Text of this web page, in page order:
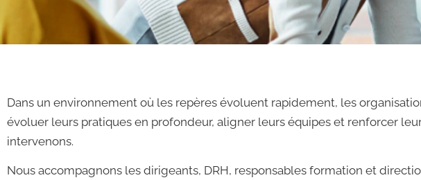
Dans un environnement où les repères évoluent rapidement, les
évoluer leurs pratiques en profondeur, aligner leurs équipes et renforcer
intervenons.
Nous accompagnons les dirigeants, DRH, responsables formation et